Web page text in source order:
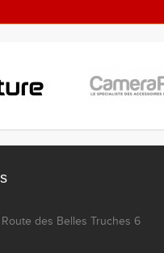
Route des Belles Truches 6